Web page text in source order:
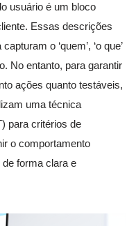
usuário é um bloco
Essas descrições
o ‘quem’, ‘o que’
No entanto, para garantir
ações quanto testáveis,
uma técnica
para critérios de
o comportamento
forma clara e